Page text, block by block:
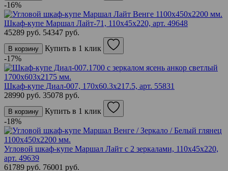
-16%
Шкаф-купе Маршал Лайт-71, 110х45х220, арт. 49648
45289 руб. 54347 руб.
В корзину
Купить в 1 клик
-17%
Шкаф-купе Диал-007, 170х60.3х217.5, арт. 55831
28990 руб. 35078 руб.
В корзину
Купить в 1 клик
-18%
Угловой шкаф-купе Маршал Лайт с 2 зеркалами, 110х45х220,
арт. 49639
61789 руб. 76001 руб.